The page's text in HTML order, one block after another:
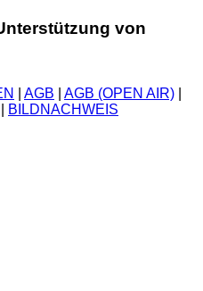
von
AGB AGB (OPEN AIR)
BILDNACHWEIS